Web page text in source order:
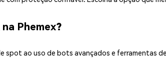
Phemex?
spot ao uso de bots avançados e ferramentas